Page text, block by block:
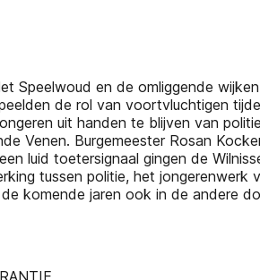
Speelwoud en de omliggende
de rol van voortvluchtigen
uit handen te blijven van
Venen. Burgemeester Rosan
luid toetersignaal gingen de
tussen politie, het jongerenwerk
komende jaren ook in de andere